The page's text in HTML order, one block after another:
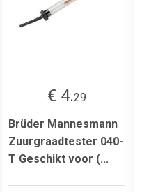
€ 4.29
Brüder Mannesmann
Zuurgraadtester 040-
T Geschikt voor (...